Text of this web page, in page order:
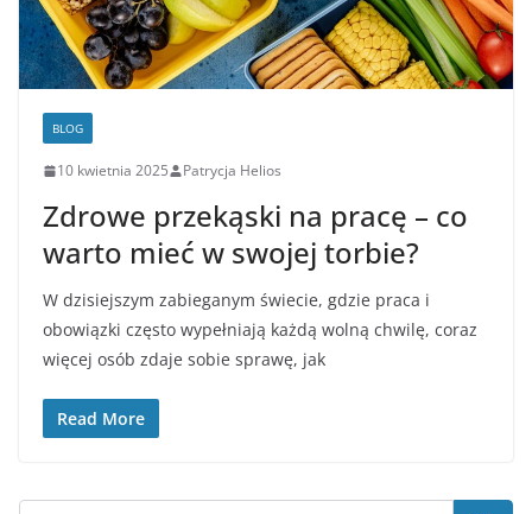
BLOG
10 kwietnia 2025 Patrycja Helios
Zdrowe przekąski na pracę – co
warto mieć w swojej torbie?
W dzisiejszym zabieganym świecie, gdzie praca i
obowiązki często wypełniają każdą wolną chwilę, coraz
więcej osób zdaje sobie sprawę, jak
Read More